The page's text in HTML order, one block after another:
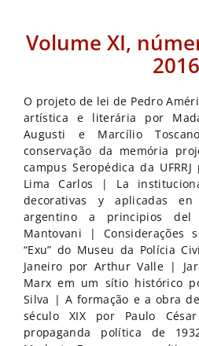
Volume XI,
2016
O projeto de lei de Pedro
artística e literária por
Augusti e Marcílio
conservação da memória
campus Seropédica da
Lima Carlos | La
decorativas y aplicadas
argentino a principios
Mantovani | Considerações
“Exu” do Museu da Polícia
Janeiro por Arthur Valle |
Marx em um sítio histórico
Silva | A formação e a obra
século XIX por Paulo
propaganda política de